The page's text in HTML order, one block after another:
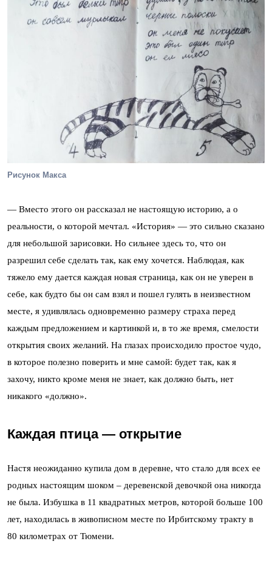
Рисунок Макса
— Вместо этого он рассказал не настоящую историю, а о
реальности, о которой мечтал. «История» — это сильно сказано
для небольшой зарисовки. Но сильнее здесь то, что он
разрешил себе сделать так, как ему хочется. Наблюдая, как
тяжело ему дается каждая новая страница, как он не уверен в
себе, как будто бы он сам взял и пошел гулять в неизвестном
месте, я удивлялась одновременно размеру страха перед
каждым предложением и картинкой и, в то же время, смелости
открытия своих желаний. На глазах происходило простое чудо,
в которое полезно поверить и мне самой: будет так, как я
захочу, никто кроме меня не знает, как должно быть, нет
никакого «должно».
Каждая птица — открытие
Настя неожиданно купила дом в деревне, что стало для всех ее
родных настоящим шоком – деревенской девочкой она никогда
не была. Избушка в 11 квадратных метров, которой больше 100
лет, находилась в живописном месте по Ирбитскому тракту в
80 километрах от Тюмени.